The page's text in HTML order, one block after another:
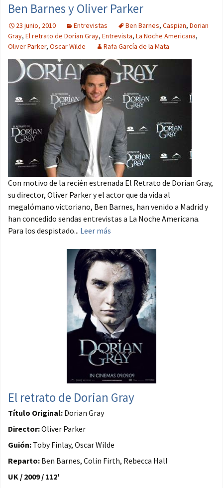
Ben Barnes y Oliver Parker
23 junio, 2010 Entrevistas Ben Barnes, Caspian, Dorian
Gray, El retrato de Dorian Gray, Entrevista, La Noche Americana,
Oliver Parker, Oscar Wilde Rafa García de la Mata
Con motivo de la recién estrenada El Retrato de Dorian Gray,
su director, Oliver Parker y el actor que da vida al
megalómano victoriano, Ben Barnes, han venido a Madrid y
han concedido sendas entrevistas a La Noche Americana.
Para los despistado... Leer más
El retrato de Dorian Gray
Título Original: Dorian Gray
Director:Oliver Parker
Guión: Toby Finlay, Oscar Wilde
Reparto: Ben Barnes, Colin Firth, Rebecca Hall
UK / 2009 / 112'